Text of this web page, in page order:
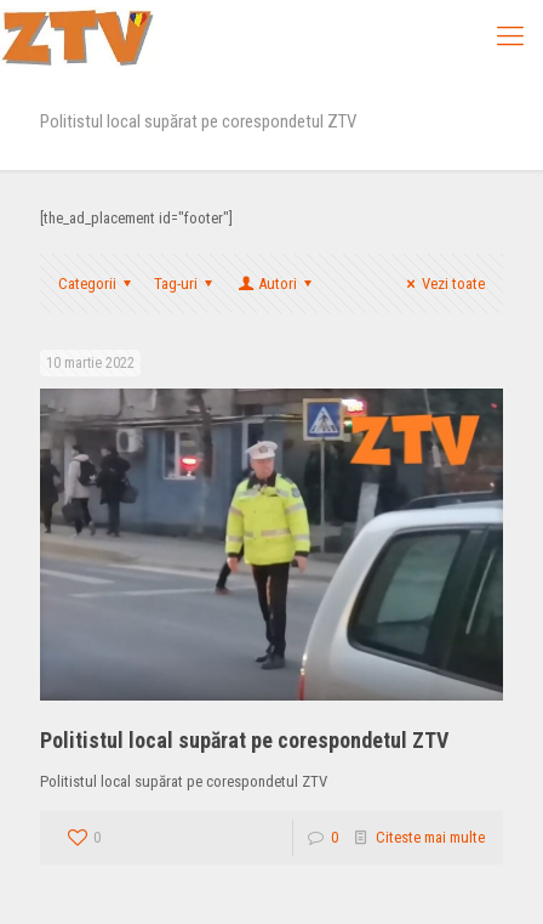
Politistul local supărat pe corespondetul ZTV
[the_ad_placement id="footer"]
Categorii Tag-uri Autori Vezi toate
10 martie 2022
Politistul local supărat pe corespondetul ZTV
Politistul local supărat pe corespondetul ZTV
0 0 Citeste mai multe